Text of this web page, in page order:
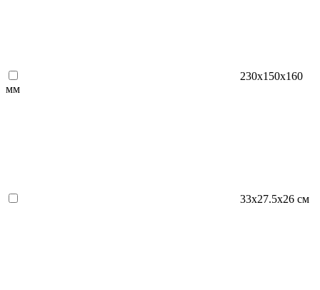
230x150x160
мм
33х27.5х26 см